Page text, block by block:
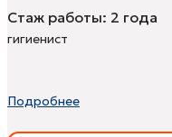
Стаж работы: 2 года
гигиенист
Подробнее